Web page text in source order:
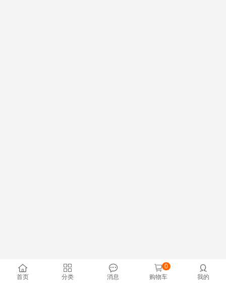

首页

分类

消息

购物车
0 
我的